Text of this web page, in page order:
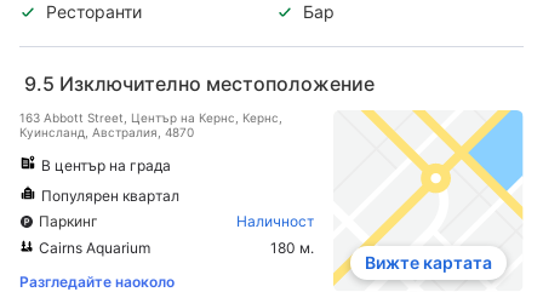
Ресторанти
Бар
9.5 Изключително местоположение
163 Abbott Street, Център на Кернс, Кeрнс,
Куинсланд, Австралия, 4870
В център на града
Популярен квартал
Паркинг
Наличност
Cairns Aquarium
180 м.
Разгледайте наоколо
Вижте картата